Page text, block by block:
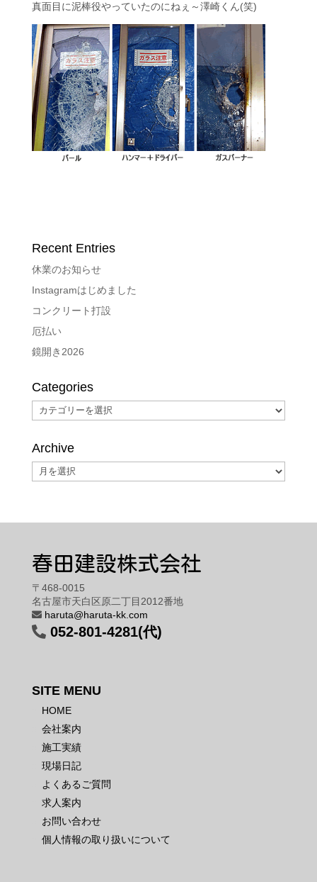
真面目に泥棒役やっていたのにねぇ～澤崎くん(笑)
Recent Entries
休業のお知らせ
Instagramはじめました
コンクリート打設
厄払い
鏡開き2026
Categories
Categories
Archive
Archive
春田建設株式会社
〒468-0015
名古屋市天白区原二丁目2012番地
haruta@haruta-kk.com
052-801-4281(代)
SITE MENU
HOME
会社案内
施工実績
現場日記
よくあるご質問
求人案内
お問い合わせ
個人情報の取り扱いについて